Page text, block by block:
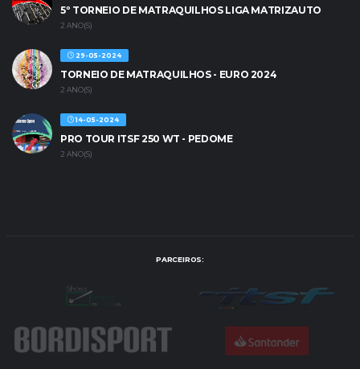
5º TORNEIO DE MATRAQUILHOS LIGA MATRIZAUTO
2 ANO(S)
29-05-2024
TORNEIO DE MATRAQUILHOS - EURO 2024
2 ANO(S)
14-05-2024
PRO TOUR ITSF 250 WT - PEDOME
2 ANO(S)
PARCEIROS: